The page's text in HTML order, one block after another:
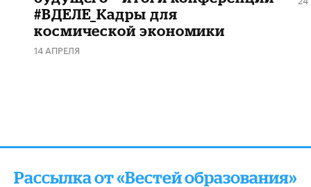
#ВДЕЛЕ_Кадры для
космической экономики
14 АПРЕЛЯ
Рассылка от «Вестей образования»